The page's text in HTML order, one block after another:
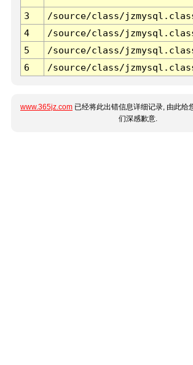
3 /source/class/
4
/source/class/
5
/source/class/
6
/source/class/
www.365jz.com 已经将此出错信息详细记录, 由此给
们深感歉意.